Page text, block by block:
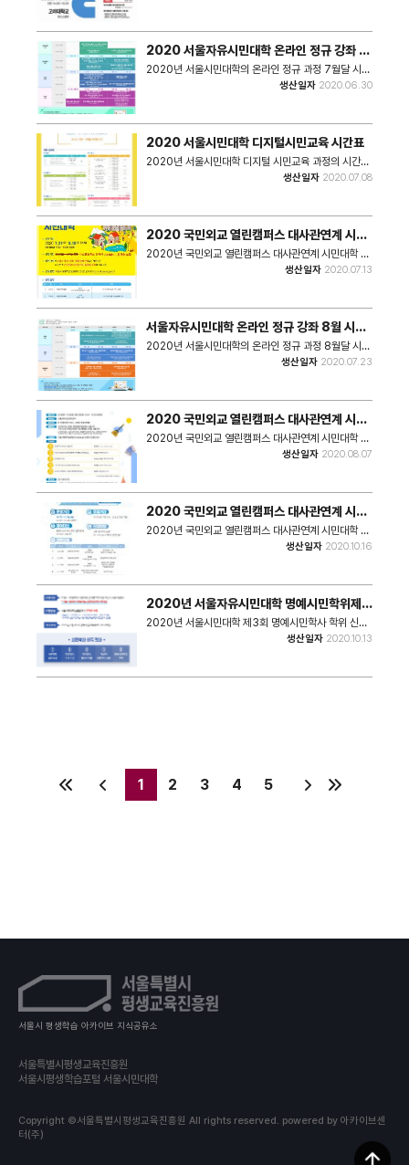
2020 서울자유시민대학 온라인 정규 강좌 7
월 시간표
2020년 서울시민대학의 온라인 정규 과정 7월달 시간
생산일자 2020.06.30
2020 서울시민대학 디지털시민교육 시간표
2020년 서울시민대학 디지털 시민교육 과정의 시간표
생산일자 2020.07.08
2020 국민외교 열린캠퍼스 대사관연계 시민
대학 - 스위스 대사관 연계 시민대학 포스터
2020년 국민외교 열린캠퍼스 대사관연계 시민대학 특
강 과정 중 스위스 대사관 연계 시민대학 개강을 알리는
생산일자 2020.07.13
서울자유시민대학 온라인 정규 강좌 8월 시간
표
2020년 서울시민대학의 온라인 정규 과정 8월달 시간
생산일자 2020.07.23
2020 국민외교 열린캠퍼스 대사관연계 시민
대학 - 러시아 대사관 연계 시민대학 포스터
2020년 국민외교 열린캠퍼스 대사관연계 시민대학 특
강 과정 중 러시아 대사관 연계 시민대학 개강을 알리는
생산일자 2020.08.07
2020 국민외교 열린캠퍼스 대사관연계 시민
대학 - 말레이시아 대사관연계 시민대학 포스
터
2020년 국민외교 열린캠퍼스 대사관연계 시민대학 특
강 과정 중 말레이시아 대사관 연계 시민대학 개강을 알
생산일자 2020.10.16
2020년 서울자유시민대학 명예시민학위제
제3회 명예시민학사 학위 신청 홍보 포스터
2020년 서울시민대학 제3회 명예시민학사 학위 신청
생산일자 2020.10.13
1 2 3 4 5
서울시 평생학습 아카이브 지식공유소
서울특별시평생교육진흥원
서울시평생학습포털 서울시민대학
Copyright ©서울특별시평생교육진흥원 All rights reserved. powered by 아카이브센
터(주)